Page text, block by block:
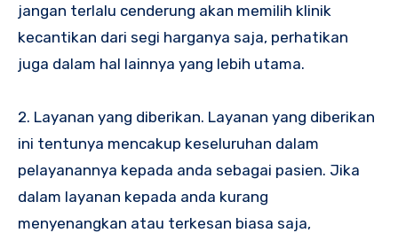
jangan terlalu cenderung akan memilih klinik
kecantikan dari segi harganya saja, perhatikan
juga dalam hal lainnya yang lebih utama.
2. Layanan yang diberikan. Layanan yang diberikan
ini tentunya mencakup keseluruhan dalam
pelayanannya kepada anda sebagai pasien. Jika
dalam layanan kepada anda kurang
menyenangkan atau terkesan biasa saja,